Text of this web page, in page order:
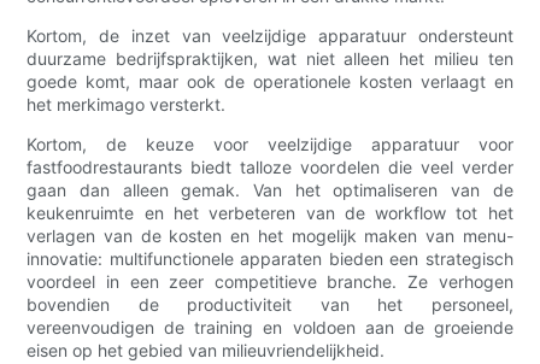
Kortom, de inzet van veelzijdige apparatuur ondersteunt
duurzame bedrijfspraktijken, wat niet alleen het milieu ten
goede komt, maar ook de operationele kosten verlaagt en
het merkimago versterkt.
Kortom, de keuze voor veelzijdige apparatuur voor
fastfoodrestaurants biedt talloze voordelen die veel verder
gaan dan alleen gemak. Van het optimaliseren van de
keukenruimte en het verbeteren van de workflow tot het
verlagen van de kosten en het mogelijk maken van menu-
innovatie: multifunctionele apparaten bieden een strategisch
voordeel in een zeer competitieve branche. Ze verhogen
bovendien de productiviteit van het personeel,
vereenvoudigen de training en voldoen aan de groeiende
eisen op het gebied van milieuvriendelijkheid.